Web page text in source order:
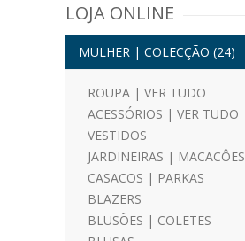
LOJA ONLINE
MULHER | COLECÇÃO (24)
ROUPA | VER TUDO
ACESSÓRIOS | VER TUDO
VESTIDOS
JARDINEIRAS | MACACÔES
CASACOS | PARKAS
BLAZERS
BLUSÕES | COLETES